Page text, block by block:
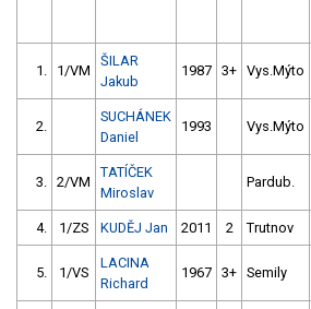
1. 1/VM
ŠILAR
Jakub
1987 3+ Vys.Mýto
2.
SUCHÁNEK
Daniel
1993 Vys.Mýto
3. 2/VM
TATÍČEK
Miroslav
Pardub.
4. 1/ZS KUDĚJ Jan 2011 2 Trutnov
5. 1/VS
LACINA
Richard
1967 3+ Semily